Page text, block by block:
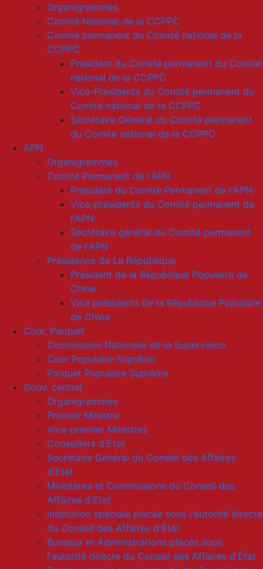
Organigrammes
Comité National de la CCPPC
Comité permanent du Comité national de la
CCPPC
Président du Comité permanent du Comité
national de la CCPPC
Vice-Présidents du Comité permanent du
Comité national de la CCPPC
Secrétaire Général du Comité permanent
du Comité national de la CCPPC
APN
Organigrammes
Comité Permanent de l'APN
Président du Comité Permanent de l'APN
Vice-présidents du Comité permanent de
l'APN
Secrétaire général du Comité permanent
de l'APN
Présidence de La République
Président de la République Populaire de
Chine
Vice présidents de la République Populaire
de Chine
Cour, Parquet
Commission Nationale de la Supervision
Cour Populaire Suprême
Parquet Populaire Suprême
Gouv. central
Organigrammes
Premier Ministre
Vice-premier Ministres
Conseillers d'Etat
Secrétaire Général du Conseil des Affaires
d'Etat
Ministères et Commissions du Conseil des
Affaires d'Etat
Institution spéciale placée sous l'autorité directe
du Conseil des Affaires d'État
Bureaux et Administrations placés sous
l'autorité directe du Conseil des Affaires d'État